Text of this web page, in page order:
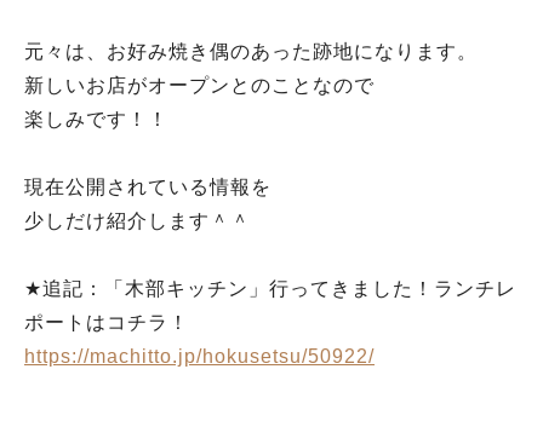
元々は、お好み焼き偶のあった跡地になります。
新しいお店がオープンとのことなので
楽しみです！！
現在公開されている情報を
少しだけ紹介します＾＾
★追記：「木部キッチン」行ってきました！ランチレ
ポートはコチラ！
https://machitto.jp/hokusetsu/50922/